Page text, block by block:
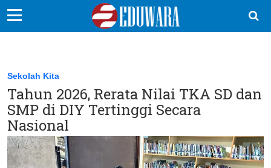
Sekolah Kita
Vokasi
Kampus
Idea
Sains
Sekolah Kita
Tahun 2026, Rerata Nilai TKA SD dan
SMP di DIY Tertinggi Secara
Nasional